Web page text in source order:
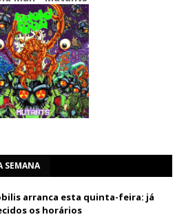
SEMANA
arranca esta quinta-feira: já
os horários